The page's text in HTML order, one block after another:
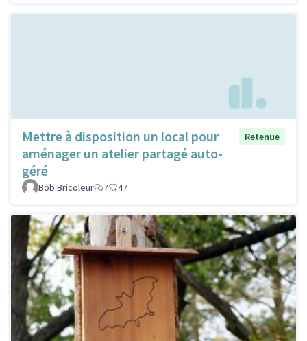
Mettre à disposition un local pour
aménager un atelier partagé auto-
géré
Retenue
Bob Bricoleur 7 47